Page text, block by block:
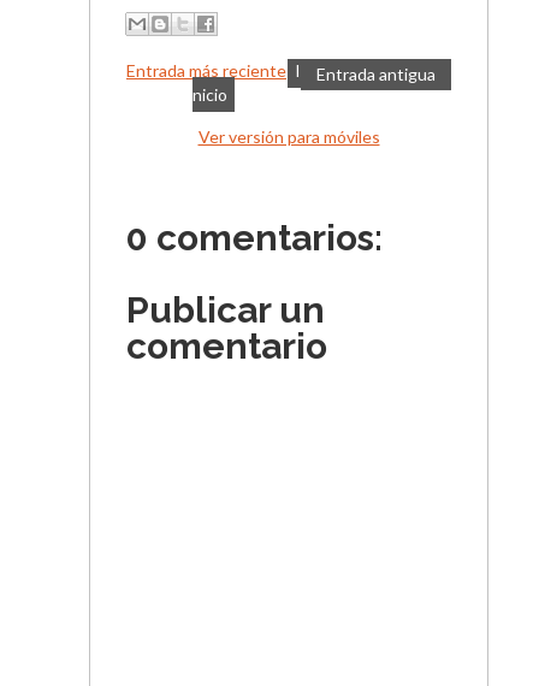
Entrada más reciente Entrada antigua
I
nicio
Ver versión para móviles
0 comentarios:
Publicar un
comentario